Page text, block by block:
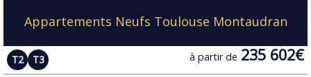
Appartements Neufs Toulouse Montaudran
T2 T3 à partir de 235 602€